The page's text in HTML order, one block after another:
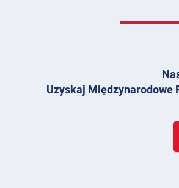
Uzyskaj Międzynarodowe